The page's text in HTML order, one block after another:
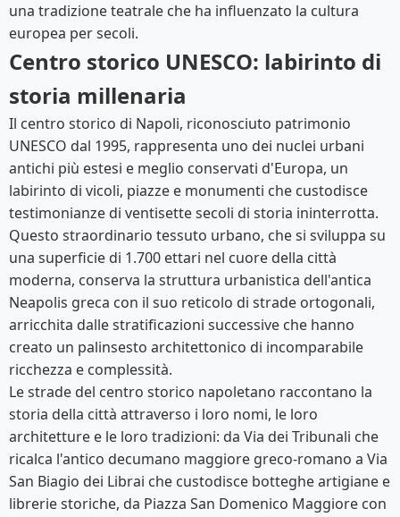
una tradizione teatrale che ha influenzato la cultura
europea per secoli.
Centro storico UNESCO: labirinto di
storia millenaria
Il centro storico di Napoli, riconosciuto patrimonio
UNESCO dal 1995, rappresenta uno dei nuclei urbani
antichi più estesi e meglio conservati d'Europa, un
labirinto di vicoli, piazze e monumenti che custodisce
testimonianze di ventisette secoli di storia ininterrotta.
Questo straordinario tessuto urbano, che si sviluppa su
una superficie di 1.700 ettari nel cuore della città
moderna, conserva la struttura urbanistica dell'antica
Neapolis greca con il suo reticolo di strade ortogonali,
arricchita dalle stratificazioni successive che hanno
creato un palinsesto architettonico di incomparabile
ricchezza e complessità.
Le strade del centro storico napoletano raccontano la
storia della città attraverso i loro nomi, le loro
architetture e le loro tradizioni: da Via dei Tribunali che
ricalca l'antico decumano maggiore greco-romano a Via
San Biagio dei Librai che custodisce botteghe artigiane e
librerie storiche, da Piazza San Domenico Maggiore con